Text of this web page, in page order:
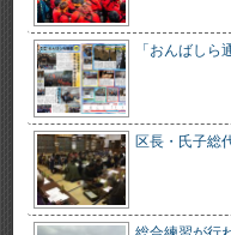
「おんばし
区長・氏子総